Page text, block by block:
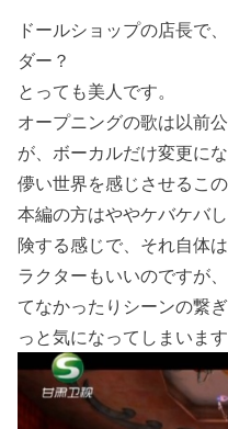
ドールショップの店長で
ダー？
とっても美人です。
オープニングの歌は以前
が、ボーカルだけ変更に
儚い世界を感じさせるこ
本編の方はややケバケバ
険する感じで、それ自体
ラクターもいいのですが
てなかったりシーンの繋
っと気になってしまいます